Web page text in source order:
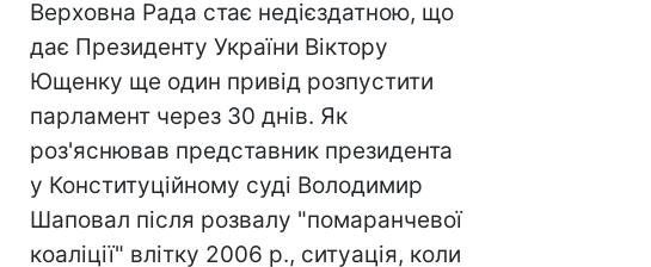
Верховна Рада стає недієздатною, що
дає Президенту України Віктору
Ющенку ще один привід розпустити
парламент через 30 днів. Як
роз'яснював представник президента
у Конституційному суді Володимир
Шаповал після розвалу "помаранчевої
коаліції" влітку 2006 р., ситуація, коли